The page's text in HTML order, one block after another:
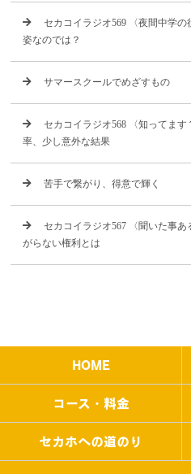
セカコイラジオ569 〈夜間中学
姿なのでは？
サマースクールでめざすもの
セカコイラジオ568 〈知ってま
率、少し意外な結果
苦手で繋がり、得意で輝く
セカコイラジオ567 〈聞いた事
がらない権利とは
HOME
コース・料金
セカホへの道のり